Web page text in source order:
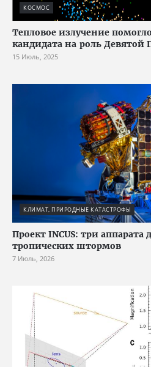
КОСМОС
Тепловое излучение
кандидата на роль Девятой
15 Июль, 2025
КЛИМАТ, ПРИРОДНЫЕ КАТАСТРОФЫ
Проект INCUS: три аппарата
тропических штормов
7 Июль, 2026